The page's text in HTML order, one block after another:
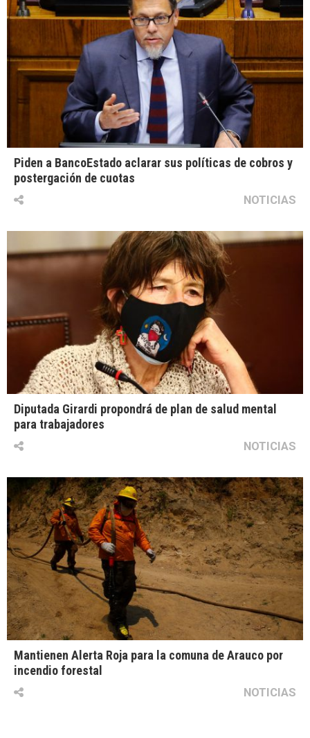
Piden a BancoEstado aclarar sus políticas de cobros y
postergación de cuotas
NOTICIAS
Diputada Girardi propondrá de plan de salud mental
para trabajadores
NOTICIAS
Mantienen Alerta Roja para la comuna de Arauco por
incendio forestal
NOTICIAS